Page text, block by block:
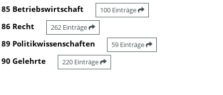
85 Betriebswirtschaft 100 Einträge
86 Recht 262 Einträge
89 Politikwissenschaften 59 Einträge
90 Gelehrte 220 Einträge